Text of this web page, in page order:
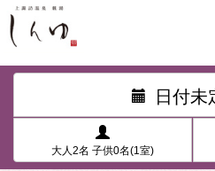
日付未
大人2名 子供0名(1室)